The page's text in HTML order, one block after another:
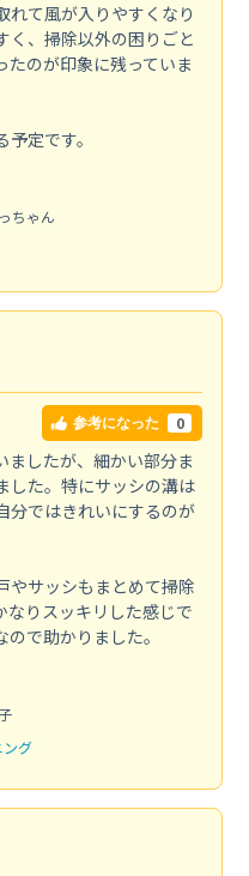
れて風が入りやすくなり
く、掃除以外の困りごと
たのが印象に残っていま
定です。
ちゃん
参考になった 0
ましたが、細かい部分ま
した。特にサッシの溝は
分ではきれいにするのが
やサッシもまとめて掃除
なりスッキリした感じで
で助かりました。
ング